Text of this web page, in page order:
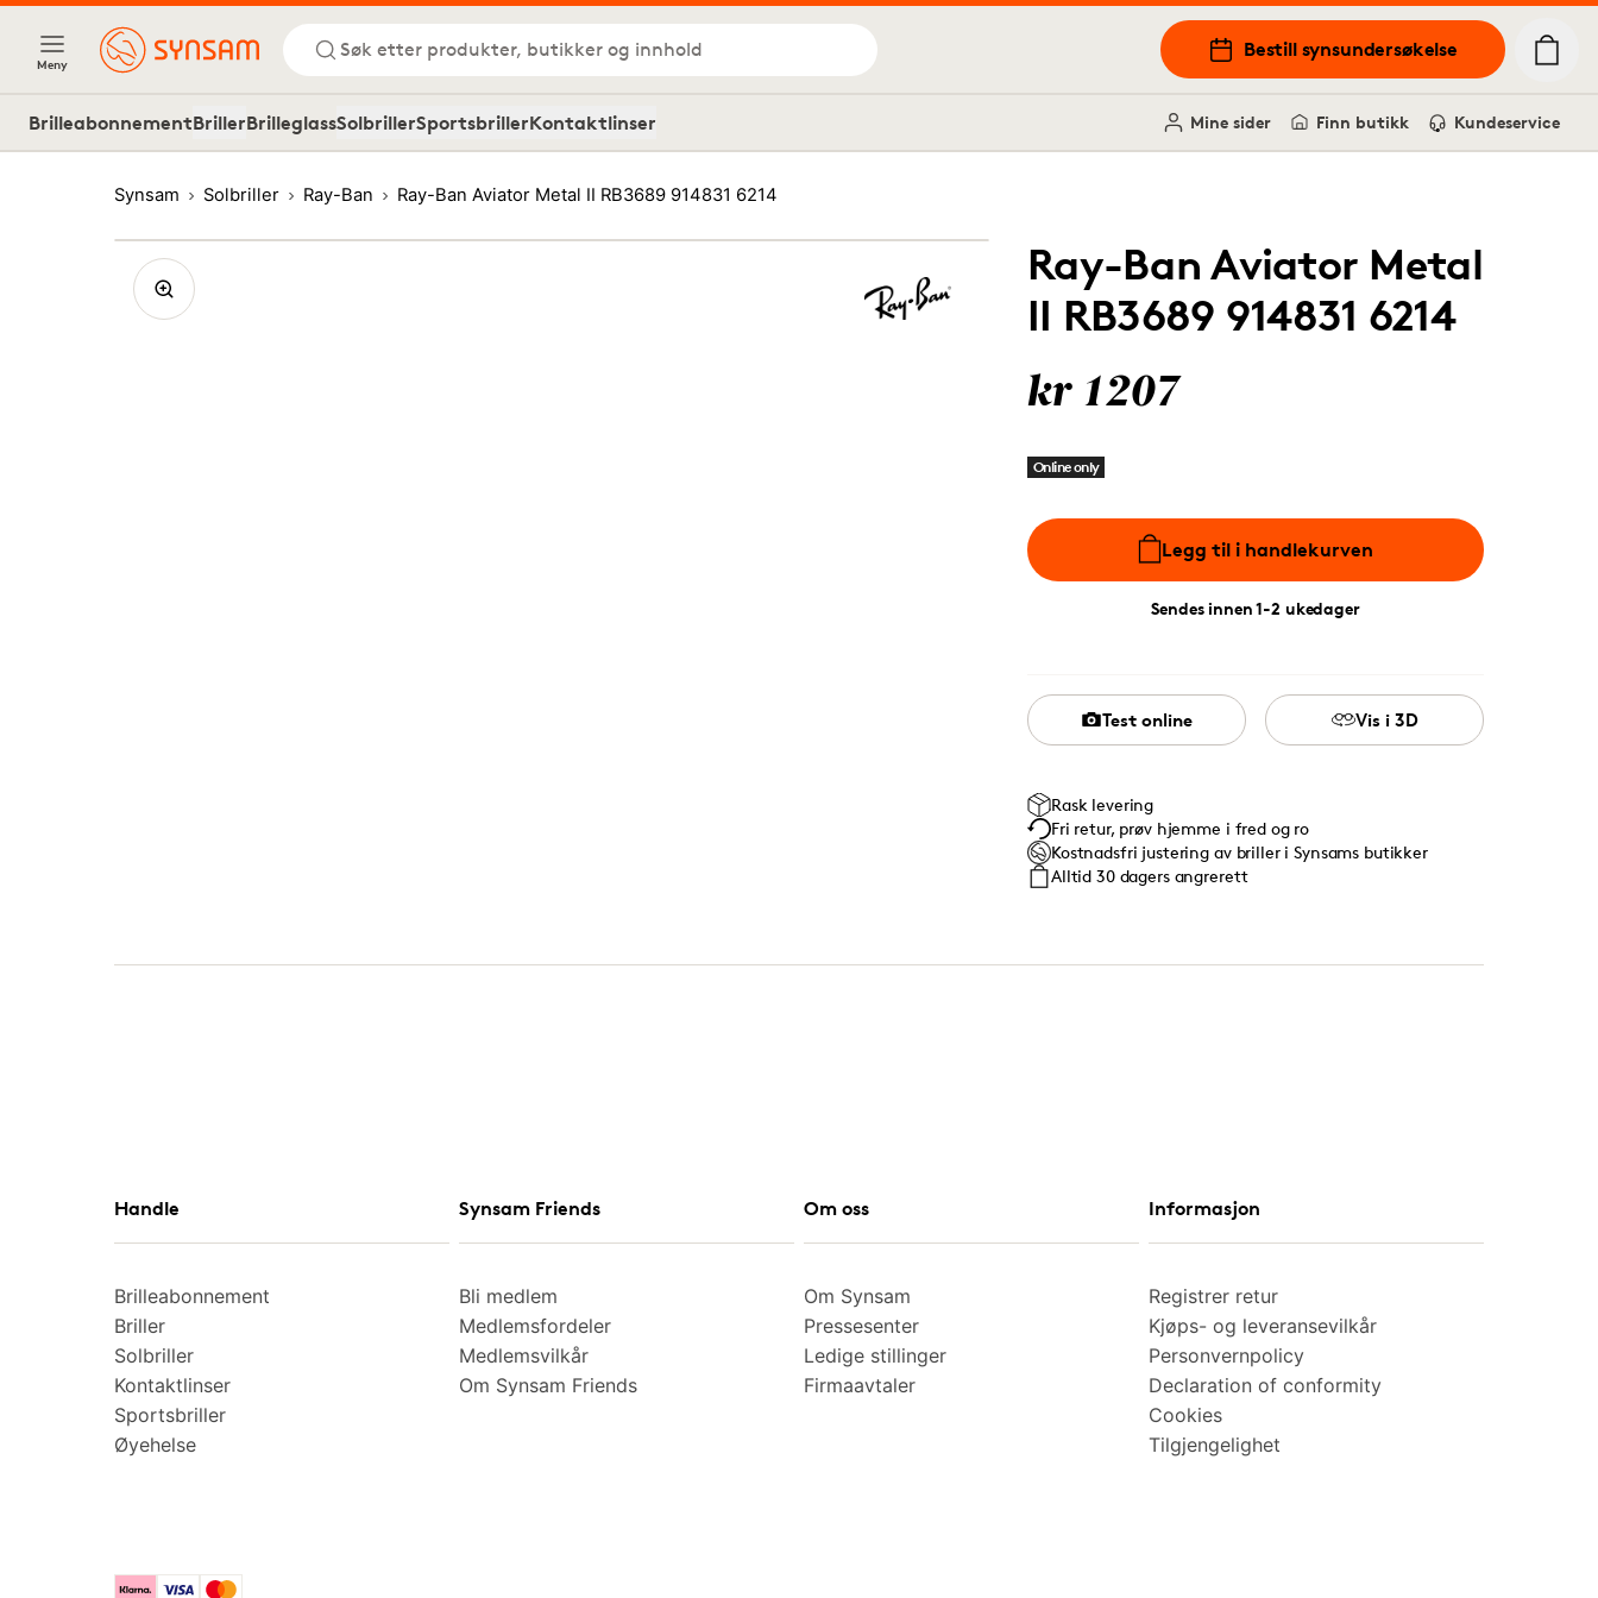
Meny
Søk etter produkter, butikker og innhold Bestill synsundersøkelse
BrilleabonnementBrillerBrilleglassSolbrillerSportsbrillerKontaktlinser Mine sider Finn butikk Kundeservice
Synsam Solbriller Ray-Ban Ray-Ban Aviator Metal II RB3689 914831 6214
Ray-Ban Aviator Metal
II RB3689 914831 6214
kr 1207
Online only
Legg til i handlekurven
Sendes innen 1-2 ukedager
Test online Vis i 3D
Rask levering
Fri retur, prøv hjemme i fred og ro
Kostnadsfri justering av briller i Synsams butikker
Alltid 30 dagers angrerett
Handle
Brilleabonnement
Briller
Solbriller
Kontaktlinser
Sportsbriller
Øyehelse
Synsam Friends
Bli medlem
Medlemsfordeler
Medlemsvilkår
Om Synsam Friends
Om oss
Om Synsam
Pressesenter
Ledige stillinger
Firmaavtaler
Informasjon
Registrer retur
Kjøps- og leveransevilkår
Personvernpolicy
Declaration of conformity
Cookies
Tilgjengelighet
KlarnaVisa Mastercard